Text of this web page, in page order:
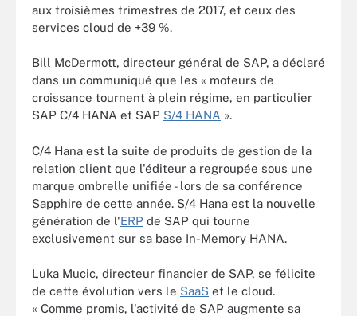
aux troisièmes trimestres de 2017, et ceux des
services cloud de +39 %.
Bill McDermott, directeur général de SAP, a déclaré
dans un communiqué que les « moteurs de
croissance tournent à plein régime, en particulier
SAP C/4 HANA et SAP S/4 HANA ».
C/4 Hana est la suite de produits de gestion de la
relation client que l'éditeur a regroupée sous une
marque ombrelle unifiée - lors de sa conférence
Sapphire de cette année. S/4 Hana est la nouvelle
génération de l'ERP de SAP qui tourne
exclusivement sur sa base In-Memory HANA.
Luka Mucic, directeur financier de SAP, se félicite
de cette évolution vers le SaaS et le cloud.
« Comme promis, l'activité de SAP augmente sa